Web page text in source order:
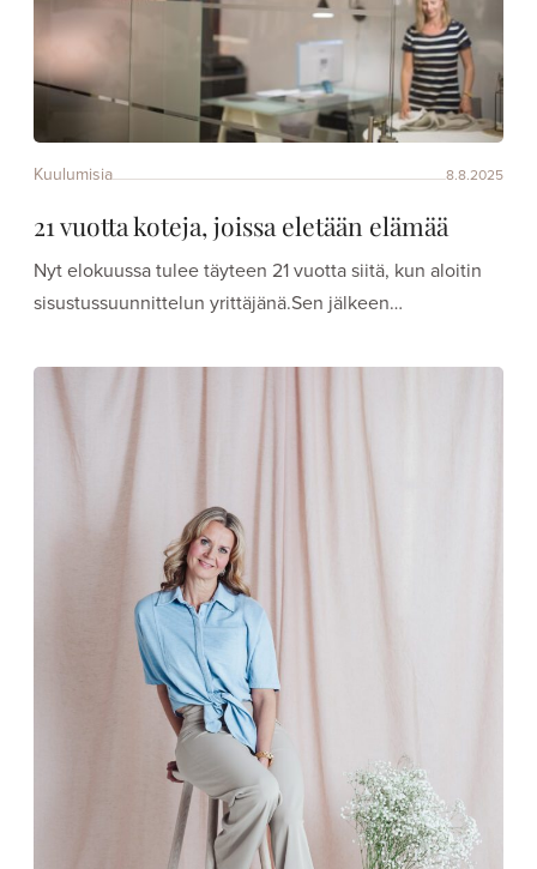
Kuulumisia 8.8.2025
21 vuotta koteja, joissa eletään elämää
Nyt elokuussa tulee täyteen 21 vuotta siitä, kun aloitin
sisustussuunnittelun yrittäjänä.Sen jälkeen…